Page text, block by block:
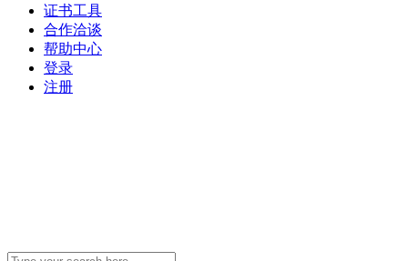
证书工具
合作洽谈
帮助中心
登录
注册